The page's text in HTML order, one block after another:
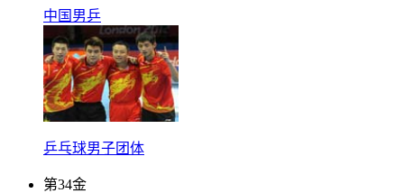
中国男乒
乒乓球男子团体
第34金